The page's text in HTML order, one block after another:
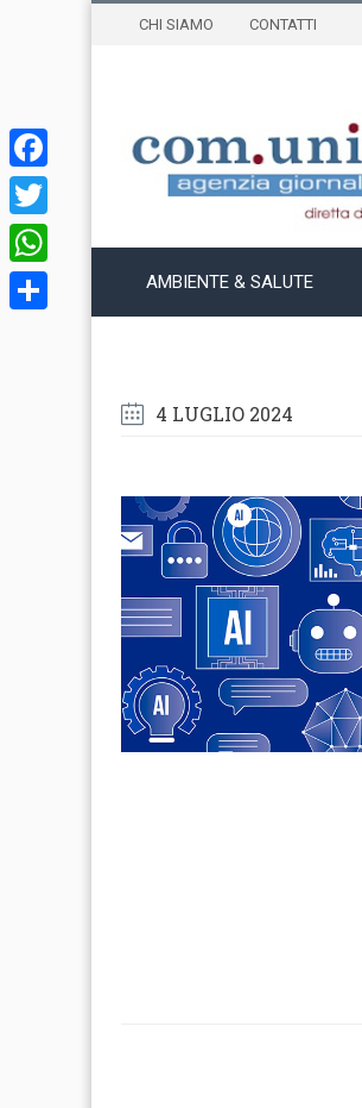
CHI SIAMO CONTATTI
AMBIENTE & SALUTE
4 LUGLIO 2024
Facebook
Twitter
WhatsApp